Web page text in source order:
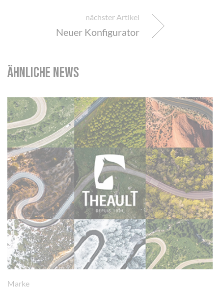
nächster Artikel
Neuer Konfigurator
ähnliche News
Marke